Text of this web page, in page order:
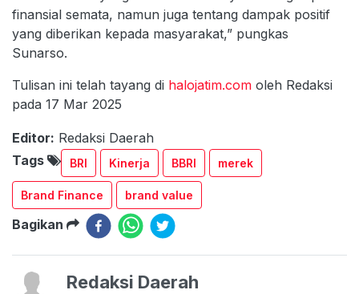
finansial semata, namun juga tentang dampak positif
yang diberikan kepada masyarakat,” pungkas
Sunarso.
Tulisan ini telah tayang di halojatim.com oleh Redaksi
pada 17 Mar 2025
Editor: Redaksi Daerah
Tags
BRI Kinerja BBRI merek
Brand Finance brand value
Bagikan
Redaksi Daerah